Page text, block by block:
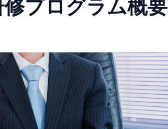
修プログラム概要